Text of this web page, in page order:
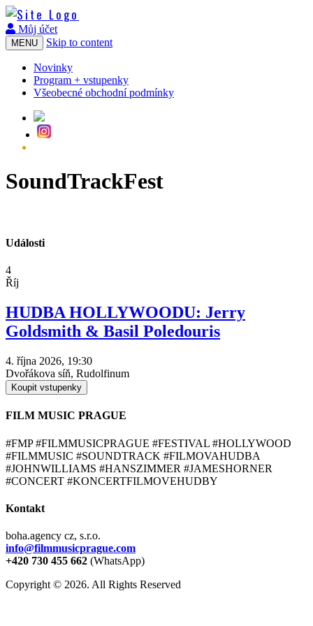
Můj účet
MENU Skip to content
Novinky
Program + vstupenky
Všeobecné obchodní podmínky
SoundTrackFest
Události
4
Říj
HUDBA HOLLYWOODU: Jerry
Goldsmith & Basil Poledouris
4. října 2026, 19:30
Dvořákova síň, Rudolfinum
Koupit vstupenky
FILM MUSIC PRAGUE
#FMP #FILMMUSICPRAGUE #FESTIVAL #HOLLYWOOD
#FILMMUSIC #SOUNDTRACK #FILMOVAHUDBA
#JOHNWILLIAMS #HANSZIMMER #JAMESHORNER
#CONCERT #KONCERTFILMOVEHUDBY
Kontakt
boha.agency cz, s.r.o.
info@filmmusicprague.com
+420 730 455 662 (WhatsApp)
Copyright © 2026. All Rights Reserved